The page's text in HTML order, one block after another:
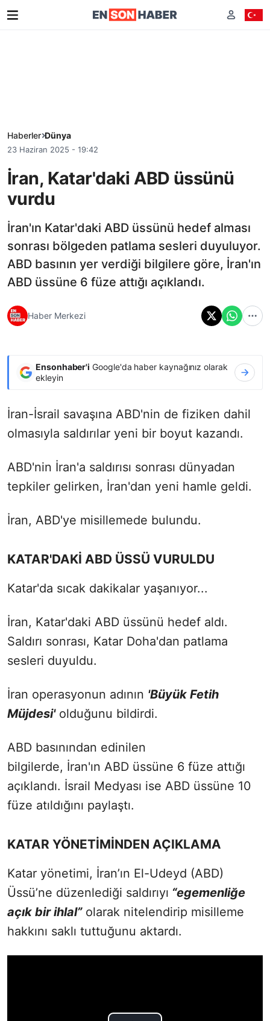
Haberler Dünya
23 Haziran 2025 - 19:42
İran, Katar'daki ABD üssünü
vurdu
İran'ın Katar'daki ABD üssünü hedef alması
sonrası bölgeden patlama sesleri duyuluyor.
ABD basının yer verdiği bilgilere göre, İran'ın
ABD üssüne 6 füze attığı açıklandı.
Haber Merkezi
Ensonhaber'i Google'da haber kaynağınız olarak
ekleyin
İran-İsrail savaşına ABD'nin de fiziken dahil
olmasıyla saldırılar yeni bir boyut kazandı.
ABD'nin İran'a saldırısı sonrası dünyadan
tepkiler gelirken, İran'dan yeni hamle geldi.
İran, ABD'ye misillemede bulundu.
KATAR'DAKİ ABD ÜSSÜ VURULDU
Katar'da sıcak dakikalar yaşanıyor...
İran, Katar'daki ABD üssünü hedef aldı.
Saldırı sonrası, Katar Doha'dan patlama
sesleri duyuldu.
İran operasyonun adının 'Büyük Fetih
Müjdesi'olduğunu bildirdi.
ABD basınından edinilen
bilgilerde, İran'ın ABD üssüne 6 füze attığı
açıklandı. İsrail Medyası ise ABD üssüne 10
füze atıldığını paylaştı.
KATAR YÖNETİMİNDEN AÇIKLAMA
Katar yönetimi, İran’ın El-Udeyd (ABD)
Üssü’ne düzenlediği saldırıyı “egemenliğe
açık bir ihlal”olarak nitelendirip misilleme
hakkını saklı tuttuğunu aktardı.